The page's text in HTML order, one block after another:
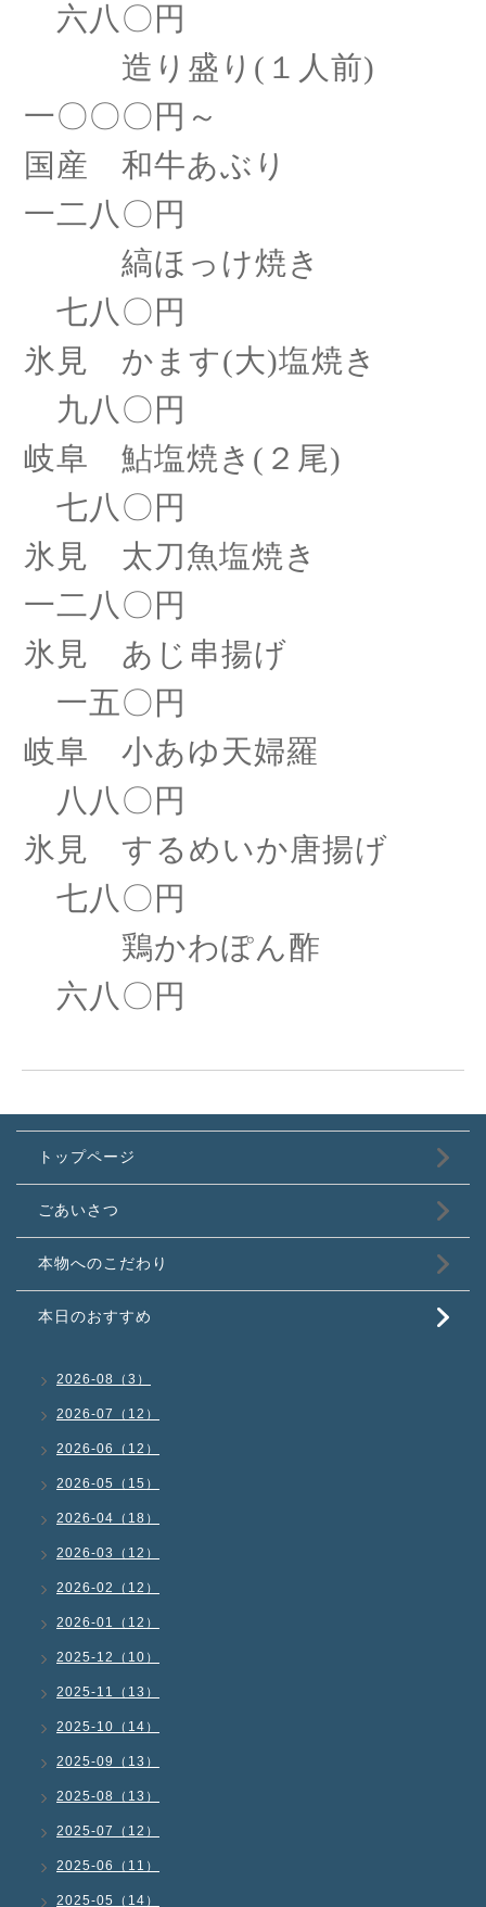
六八〇円
造り盛り (１人前)
一〇〇〇円～
国産 和牛あぶり
一二八〇円
縞ほっけ焼き
七八〇円
氷見 かます(大)塩焼き
九八〇円
岐阜 鮎塩焼き (２尾)
七八〇円
氷見 太刀魚塩焼き
一二八〇円
氷見 あじ串揚げ
一五〇円
岐阜 小あゆ天婦羅
八八〇円
氷見 するめいか唐揚げ
七八〇円
鶏かわぽん酢
六八〇円
トップページ
ごあいさつ
本物へのこだわり
本日のおすすめ
2026-08（3）
2026-07（12）
2026-06（12）
2026-05（15）
2026-04（18）
2026-03（12）
2026-02（12）
2026-01（12）
2025-12（10）
2025-11（13）
2025-10（14）
2025-09（13）
2025-08（13）
2025-07（12）
2025-06（11）
2025-05（14）